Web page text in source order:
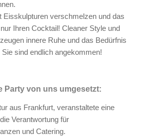
Eisskulpturen verschmelzen und das
Ihren Cocktail! Cleaner Style und
innere Ruhe und das Bedürfnis
sind endlich angekommen!
Party von uns umgesetzt:
aus Frankfurt, veranstaltete eine
Verantwortung für
und Catering.